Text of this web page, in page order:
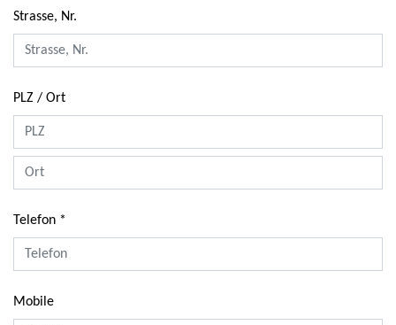
Strasse, Nr.
PLZ / Ort
Telefon
Mobile